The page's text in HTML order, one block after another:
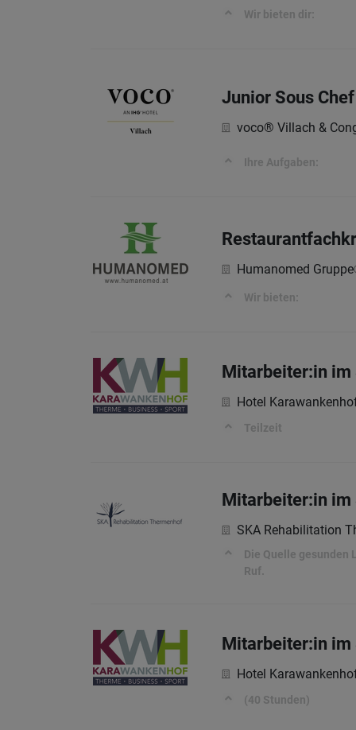
Wir bieten dir:
Junior Sous
voco® Villach &
Ihre Aufgaben:
Humanomed Gruppe
Wir bieten:
Mitarbeiter:in im
Hotel
Teilzeit
Mitarbeiter:in
SKA Rehabilitation
Die Quelle gesunden
Ruf.
Mitarbeiter:in
Hotel
(40 Stunden)